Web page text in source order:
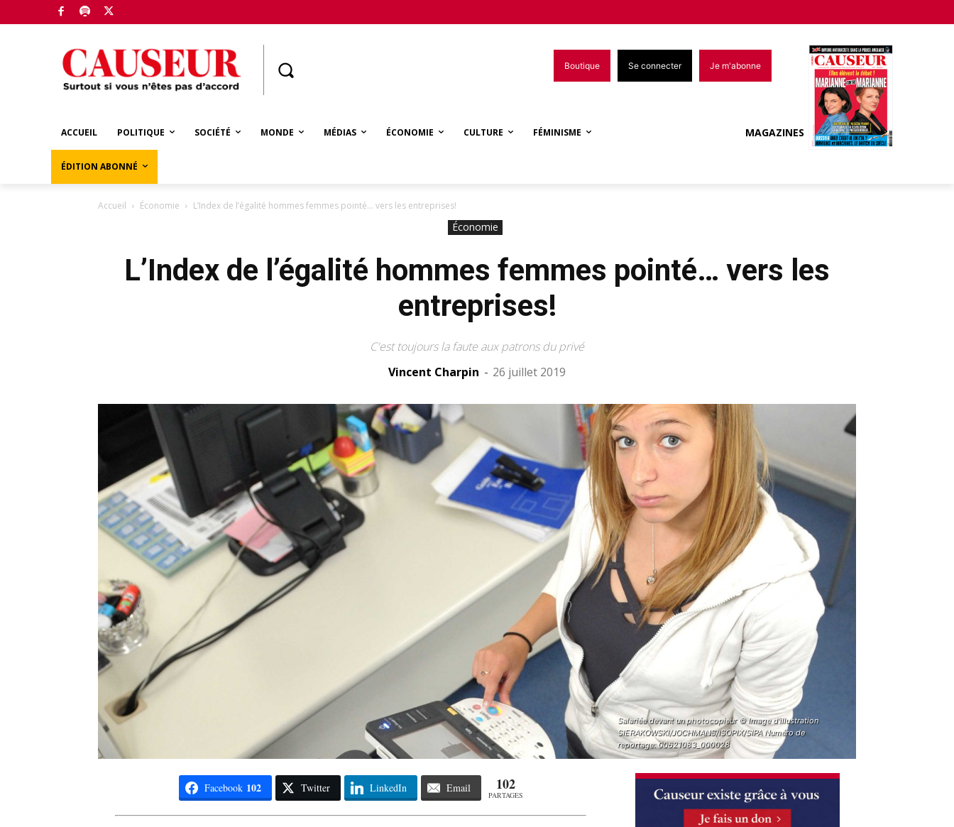
Boutique Se connecter Je m'abonne
ACCUEIL POLITIQUE SOCIÉTÉ MONDE MÉDIAS ÉCONOMIE CULTURE FÉMINISME
ÉDITION ABONNÉ
MAGAZINES
Accueil Économie L’Index de l’égalité hommes femmes pointé… vers les entreprises!
Économie
L’Index de l’égalité hommes femmes pointé… vers les
entreprises!
C'est toujours la faute aux patrons du privé
Vincent Charpin - 26 juillet 2019
Salariée devant un photocopieur © Image d'illustration
SIERAKOWSKI/JOCHMANS/ISOPIX/SIPA Numéro de
reportage: 00621083_000028
Facebook 102 Twitter LinkedIn Email 102
PARTAGES